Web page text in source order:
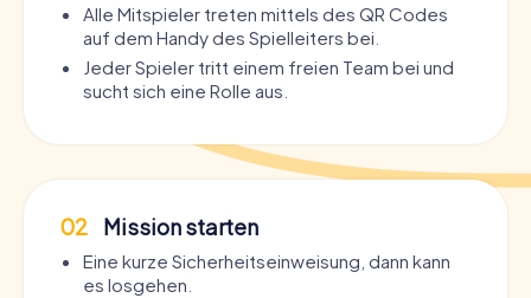
Alle Mitspieler treten mittels des QR Codes
auf dem Handy des Spielleiters bei.
Jeder Spieler tritt einem freien Team bei und
sucht sich eine Rolle aus.
02 Mission starten
Eine kurze Sicherheitseinweisung, dann kann
es losgehen.